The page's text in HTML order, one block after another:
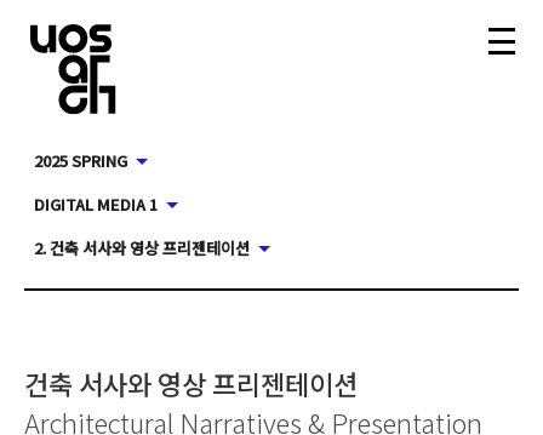
2025 SPRING
DIGITAL MEDIA 1
2. 건축 서사와 영상 프리젠테이션
건축 서사와 영상 프리젠테이션
Architectural Narratives & Presentation